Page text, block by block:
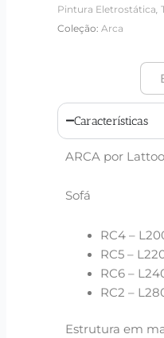
Pintura Eletrostática,
Coleção:Arca
Características
ARCA por
Sofá
RC4 –
RC5 –
RC6 –
RC2 –
Estrutura em